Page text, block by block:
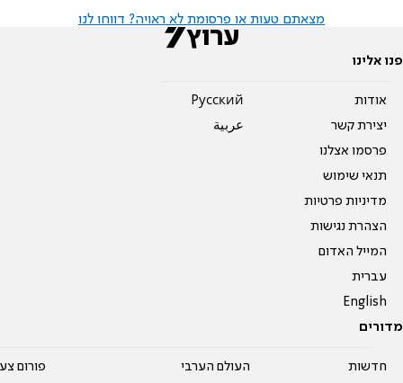
מצאתם טעות או פרסומת לא ראויה? דווחו לנו
פנו אלינו
אודות
יצירת קשר
פרסמו אצלנו
תנאי שימוש
מדיניות פרטיות
הצהרת נגישות
המייל האדום
עברית
English
Pусский
عربية
מדורים
חדשות העולם הערבי פורום